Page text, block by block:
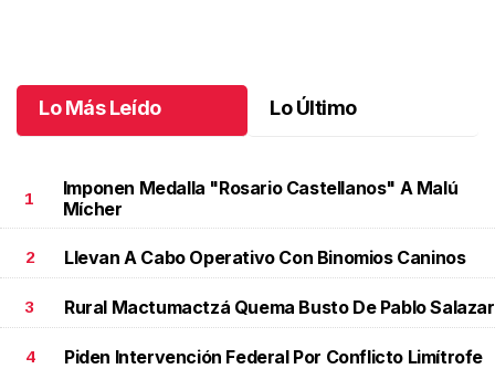
Lo Más Leído Lo Último
1
Imponen Medalla "Rosario Castellanos" A Malú
Mícher
2 Llevan A Cabo Operativo Con Binomios Caninos
3 Rural Mactumactzá Quema Busto De Pablo Salazar
4 Piden Intervención Federal Por Conflicto Limítrofe